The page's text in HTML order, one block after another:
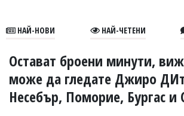
В
УКРАЙНА
СПОРТ
РАЗСЛЕДВАНЕ
НАЙ-НОВИ НАЙ-ЧЕТЕНИ
Остават броени минути,
може да гледате Джиро
Несебър, Поморие, Бургас и